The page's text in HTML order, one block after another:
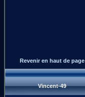
Revenir en haut de page
Vincent-49